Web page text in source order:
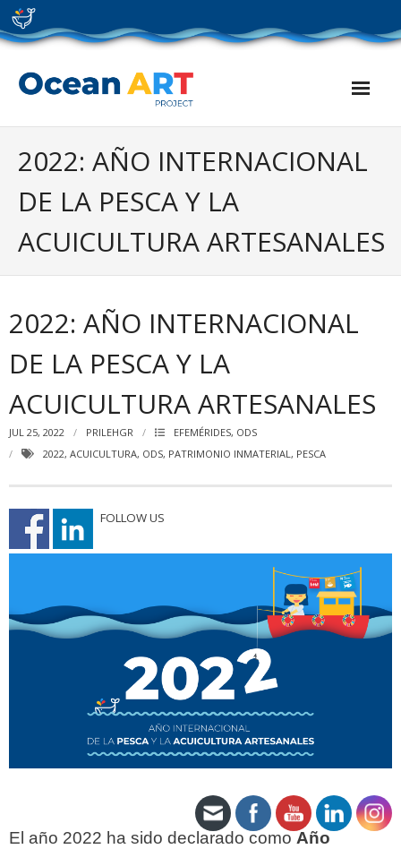
Skip
to
content
2022: AÑO INTERNACIONAL
DE LA PESCA Y LA
ACUICULTURA ARTESANALES
2022: AÑO INTERNACIONAL
DE LA PESCA Y LA
ACUICULTURA ARTESANALES
JUL 25, 2022 PRILEHGR EFEMÉRIDES, ODS
2022, ACUICULTURA, ODS, PATRIMONIO INMATERIAL, PESCA
FOLLOW US
El año 2022 ha sido declarado como Año